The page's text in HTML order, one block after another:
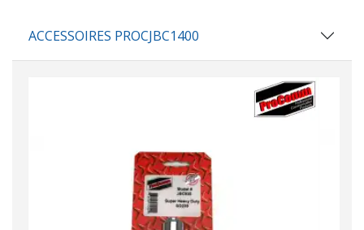
ACCESSOIRES PROCJBC1400